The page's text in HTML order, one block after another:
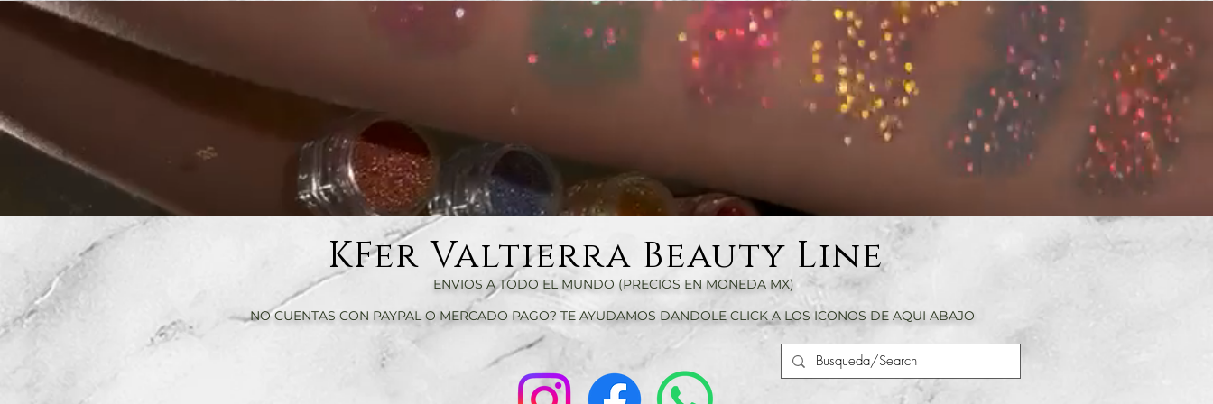
KFer Valtierra Beauty Line
ENVIOS A TODO EL MUNDO (PRECIOS EN MONEDA MX)
NO CUENTAS CON PAYPAL O MERCADO PAGO? TE AYUDAMOS DANDOLE CLICK A LOS ICONOS DE AQUI ABAJO